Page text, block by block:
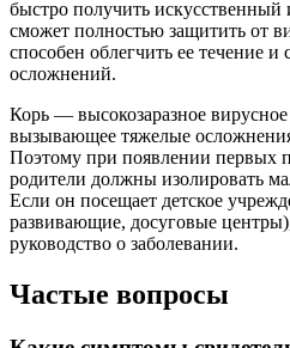
быстро получить
сможет полностью защитить от
способен облегчить ее течение
осложнений.
Корь — высокозаразное вирусное
вызывающее тяжелые
Поэтому при появлении первых
родители должны изолировать
Если он посещает детское
развивающие, досуговые
руководство о заболевании.
Частые вопросы